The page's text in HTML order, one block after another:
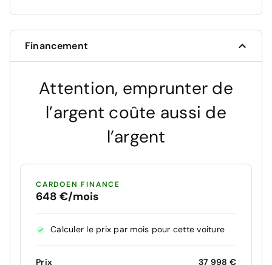
Financement
Attention, emprunter de
l’argent coûte aussi de
l’argent
CARDOEN FINANCE
648 €/mois
Calculer le prix par mois pour cette voiture
Prix 37 998 €